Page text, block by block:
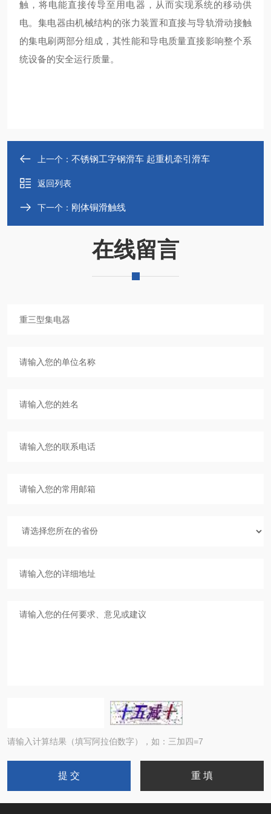
触，将电能直接传导至用电器，从而实现系统的移动供
电。集电器由机械结构的张力装置和直接与导轨滑动接触
的集电刷两部分组成，其性能和导电质量直接影响整个系
统设备的安全运行质量‌。
上一个： 不锈钢工字钢滑车 起重机牵引滑车
返回列表
下一个： 刚体铜滑触线
在线留言
请输入计算结果（填写阿拉伯数字），如：三加四=7